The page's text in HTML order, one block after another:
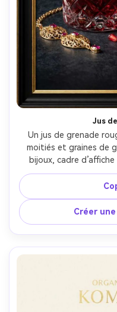
Jus
Un jus de grenade
moitiés et graines de
bijoux, cadre
réservé pour
haut, éclairage
spéculaires
quarts, colorimétrie à
réalisme éditorial,
Créer